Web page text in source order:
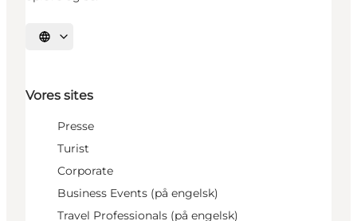
Vælg sprog
Vores sites
Presse
Turist
Corporate
Business Events (på engelsk)
Travel Professionals (på engelsk)